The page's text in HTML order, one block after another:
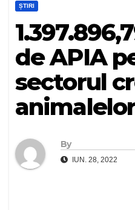
ȘTIRI
de APIA
sectorul
By
IUN. 28, 2022